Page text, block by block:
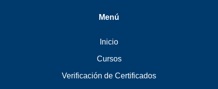
Menú
Inicio
Cursos
Verificación de Certificados